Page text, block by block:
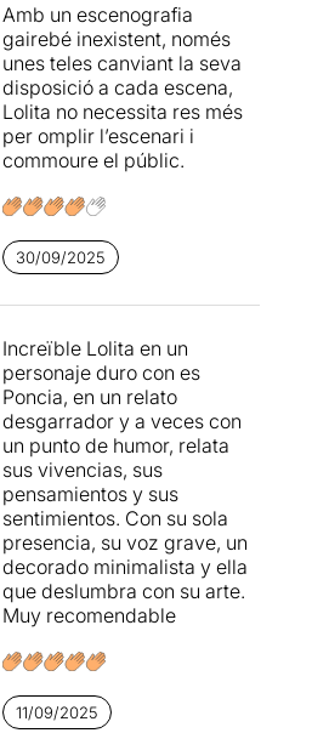
direcció ha estat deLuis
Luque.
Ponciavol ser el retrat
ampliat d’un dels
personatges més estimats
deLa casa de Bernarda
on acaba l’altra, amb el
que una continuació
temporal el que es vol
aconseguir és ficar-nos en el
testimoni d’una tragèdia i
que coneix tots els secrets
de la casa. I ho fa a través
de flashbacks, monòlegs i
petits diàlegs que formen
part de l’obra original. És
cert que s’introdueix text nou
i s’amplia la història de la
criada amb algunes dades
que no teníem, però el que
està clar és que quan
ressonen les paraules de
Lorca
es nota... i molt. A
més, no és només Poncia la
que parla, ja que a estones
apareixen –com si fossin
Amb un escenografia
gairebé inexistent, només
unes teles canviant la seva
disposició a cada escena,
Lolita no necessita res més
per omplir l’escenari i
commoure el públic.
30/09/2025
Increïble Lolita en un
personaje duro con es
Poncia, en un relato
desgarrador y a veces con
un punto de humor, relata
sus vivencias, sus
pensamientos y sus
sentimientos. Con su sola
presencia, su voz grave, un
decorado minimalista y ella
que deslumbra con su arte.
Muy recomendable
11/09/2025